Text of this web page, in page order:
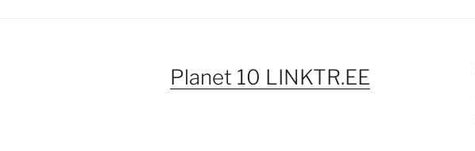
Planet 10 LINKTR.EE